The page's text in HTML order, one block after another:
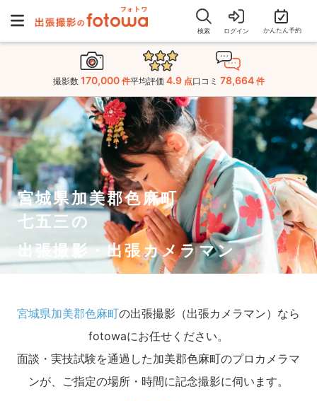
検索 ログイン かんたん予約
撮影数 170,000 件平均評価 4.9 点口コミ 78,664 件
宮城県加美郡色麻町
七五三の
出張撮影・出張カメラマン
宮城県加美郡色麻町の出張撮影（出張カメラマン）なら
fotowaにお任せください。
面談・実技試験を通過した加美郡色麻町のプロカメラマ
ンが、ご指定の場所・時間に記念撮影に伺います。